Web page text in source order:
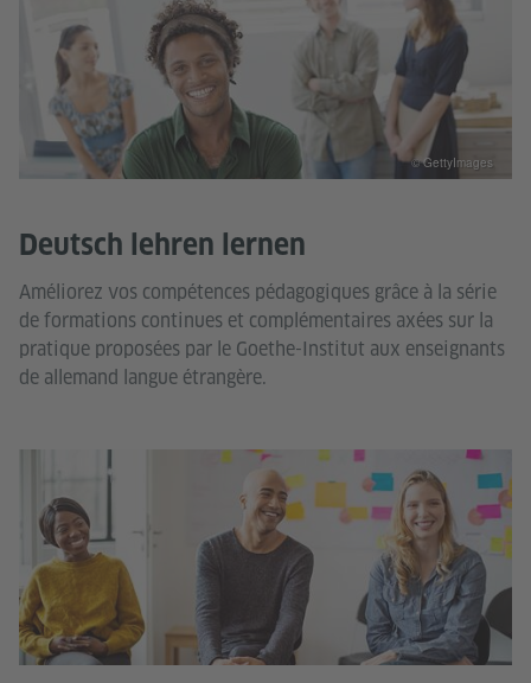
Deutsch lehren lernen
Améliorez vos compétences pédagogiques grâce à la série
de formations continues et complémentaires axées sur la
pratique proposées par le Goethe-Institut aux enseignants
de allemand langue étrangère.
© GettyImages